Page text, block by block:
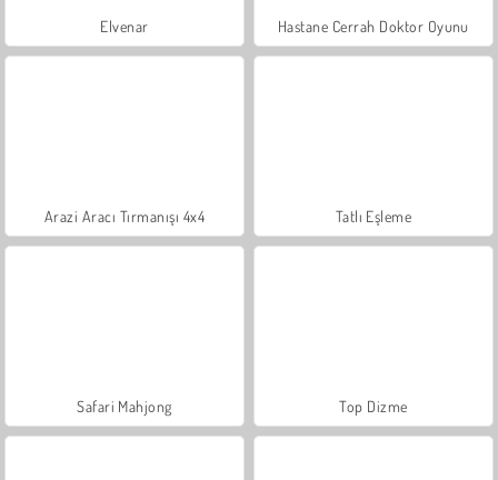
Elvenar Hastane Cerrah Doktor Oyunu
Arazi Aracı Tırmanışı 4x4 Tatlı Eşleme
Safari Mahjong Top Dizme